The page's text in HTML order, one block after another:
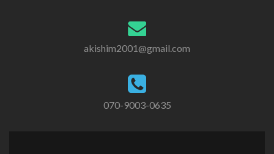
akishim2001@gmail.com
070-9003-0635